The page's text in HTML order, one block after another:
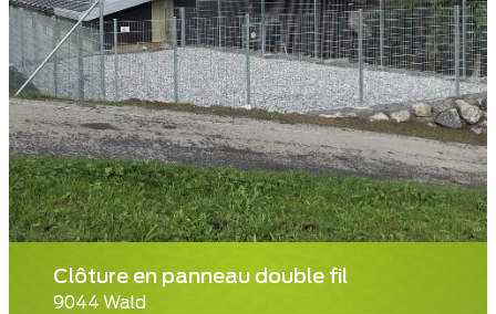
Clôture en panneau double fil
9044 Wald